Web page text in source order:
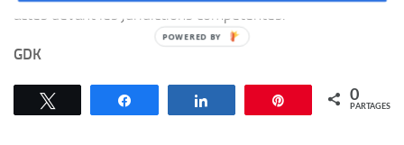
GDK
Épingle 0
PARTAGES